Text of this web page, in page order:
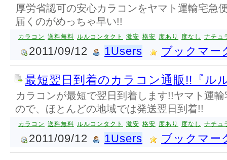
厚労省認可の安心カラコンをヤマト運輸宅急
届くのがめっちゃ早い!!
カラコン 送料無料 ルルコンタクト 激安 格安 度あり 度なし ナチュ
2011/09/12 1Users ブックマー
最短翌日到着のカラコン通販!!『ル
カラコンが最短で翌日到着します!!ヤマト運
ので、ほとんどの地域では発送翌日到着!!
カラコン 送料無料 ルルコンタクト 激安 格安 度あり 度なし ナチュ
2011/09/12 1Users ブックマー